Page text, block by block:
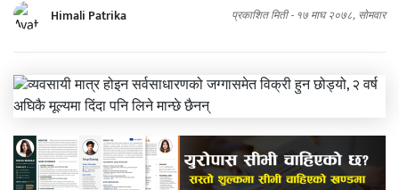
Himali Patrika प्रकाशित मिती - १७ माघ २०७८, सोमवार